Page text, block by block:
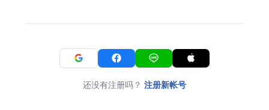
还没有注册吗？ 注册新帐号